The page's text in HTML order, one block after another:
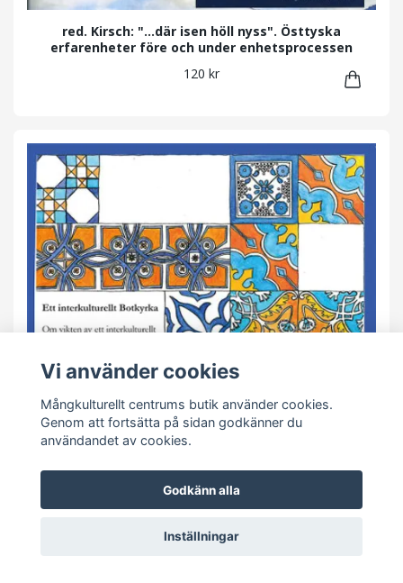
red. Kirsch: "...där isen höll nyss". Östtyska
erfarenheter före och under enhetsprocessen
120 kr
Vi använder cookies
Mångkulturellt centrums butik använder cookies.
Genom att fortsätta på sidan godkänner du
användandet av cookies.
Godkänn alla
Inställningar